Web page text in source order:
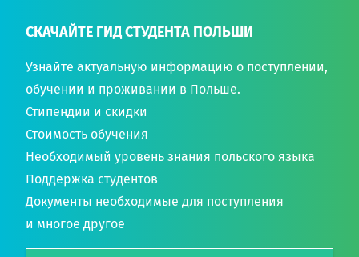
СКАЧАЙТЕ ГИД СТУДЕНТА ПОЛЬШИ
Узнайте актуальную информацию о поступлении,
обучении и проживании в Польше.
Стипендии и скидки
Стоимость обучения
Необходимый уровень знания польского языка
Поддержка студентов
Документы необходимые для поступления
и многое другое